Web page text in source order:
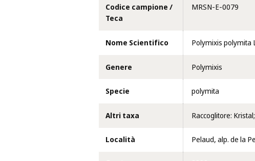
Codice campione /
Teca
MRSN-E-0079
Nome Scientifico Polymixis polymita
Genere Polymixis
Specie polymita
Altri taxa Raccoglitore: Kristal;
Località Pelaud, alp. de la